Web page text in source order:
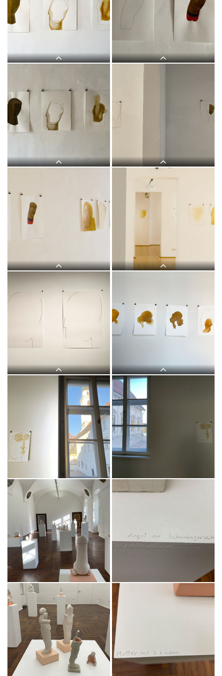
Judith Zillich, MUTTER GOTTES.
Eitempera auf Papier,
2020/21KULTUM Graz, 20.11.2021?
Judith Zilllich: MUTTER GOTTES.
(Ikonen 2018–2020)Eitempera auf
PapierKULTUM Galerie, 12. Nov. 2021
bis 12. Feb. 2022Kurator: Johannes
Judith Zilllich: MUTTER GOTTES.
(Ikonen 2018–2020)Eitempera auf
PapierKULTUM Galerie, 12. Nov. 2021
Judith Zillich, MUTTER GOTTES.
Judith Zillich, MUTTER GOTTES.
Judith Zillich, MUTTER GOTTES.
12.2.2022Kurator: Johannes
Rauchenberger
Judith Zillich, IKONEN. 2018–2020,
Eitempera auf Papier, Ausstellung:
MUTTER GOTTES. KULTUM Graz,
20.11.2021–12.2.2022 Kurator:
Judith Zillich, IKONEN. 2018?2020,
Eitempera auf Papier, Ausstellung:
Judith Zillich, MUTTER GOTTES.
Eitempera auf Papier,
2020/21KULTUM Graz, 20.11.2021?
12.2.2022Kurator: Johannes
Rauchenberger
Judith Zilllich: MUTTER GOTTES.
(Ikonen 2018–2020)Eitempera auf
PapierKULTUM Galerie, 12. Nov. 2021
bis 12. Feb. 2022Kurator: Johannes